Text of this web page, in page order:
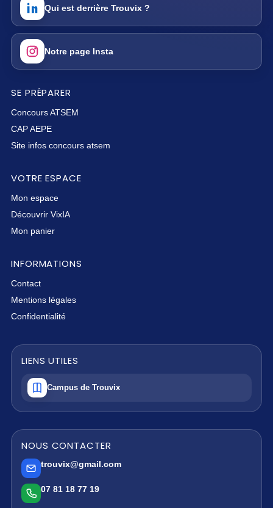
Qui est derrière Trouvix ?
Notre page Insta
SE PRÉPARER
Concours ATSEM
CAP AEPE
Site infos concours atsem
VOTRE ESPACE
Mon espace
Découvrir VixIA
Mon panier
INFORMATIONS
Contact
Mentions légales
Confidentialité
LIENS UTILES
Campus de Trouvix
NOUS CONTACTER
trouvix@gmail.com
07 81 18 77 19